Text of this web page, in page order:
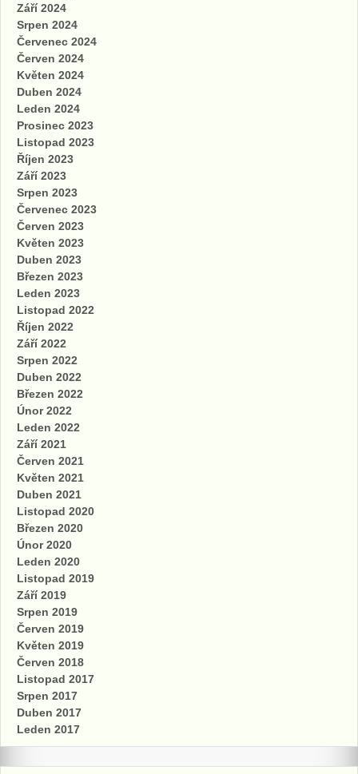
Září 2024
Srpen 2024
Červenec 2024
Červen 2024
Květen 2024
Duben 2024
Leden 2024
Prosinec 2023
Listopad 2023
Říjen 2023
Září 2023
Srpen 2023
Červenec 2023
Červen 2023
Květen 2023
Duben 2023
Březen 2023
Leden 2023
Listopad 2022
Říjen 2022
Září 2022
Srpen 2022
Duben 2022
Březen 2022
Únor 2022
Leden 2022
Září 2021
Červen 2021
Květen 2021
Duben 2021
Listopad 2020
Březen 2020
Únor 2020
Leden 2020
Listopad 2019
Září 2019
Srpen 2019
Červen 2019
Květen 2019
Červen 2018
Listopad 2017
Srpen 2017
Duben 2017
Leden 2017